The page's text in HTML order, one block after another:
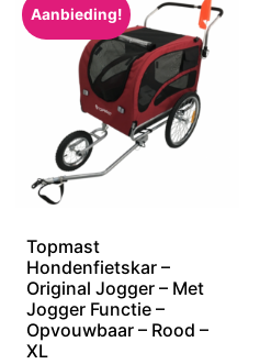
Aanbieding!
Topmast
Hondenfietskar –
Original Jogger – Met
Jogger Functie –
Opvouwbaar – Rood –
XL